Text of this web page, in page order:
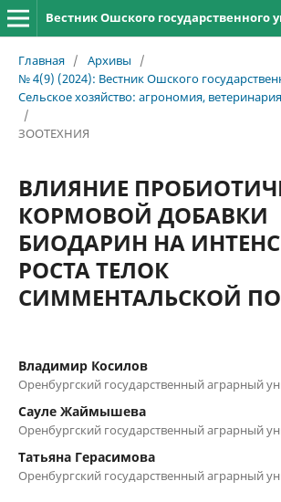
Главная / Архивы
/
№ 4(9) (2024): Вестник Ошского
Сельское хозяйство: агрономия,
/
ЗООТЕХНИЯ
ВЛИЯНИЕ
КОРМОВОЙ ДОБАВКИ
БИОДАРИН НА
РОСТА ТЕЛОК
СИММЕНТАЛЬСКОЙ
Владимир Косилов
Оренбургский государственный аграрный
Сауле Жаймышева
Оренбургский государственный аграрный
Татьяна Герасимова
Оренбургский государственный аграрный